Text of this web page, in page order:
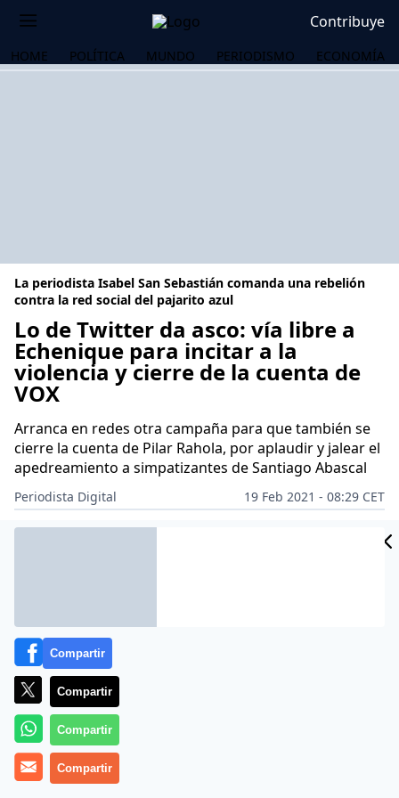
Contribuye
HOME POLÍTICA MUNDO PERIODISMO ECONOMÍA
La periodista Isabel San Sebastián comanda una rebelión
contra la red social del pajarito azul
Lo de Twitter da asco: vía libre a
Echenique para incitar a la
violencia y cierre de la cuenta de
VOX
Arranca en redes otra campaña para que también se
cierre la cuenta de Pilar Rahola, por aplaudir y jalear el
apedreamiento a simpatizantes de Santiago Abascal
Periodista Digital
19 Feb 2021 - 08:29 CET
Archivado en: HERRAMIENTAS
Compartir
Compartir
Compartir
Compartir